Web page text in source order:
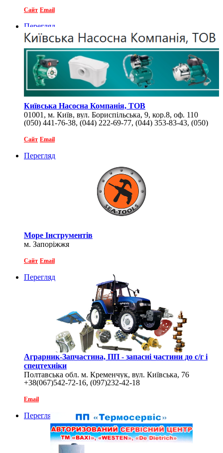
Сайт Email
Перегляд
Київська Насосна Компанія, ТОВ
01001, м. Київ, вул. Бориспільська, 9, кор.8, оф. 110
(050) 441-76-38, (044) 222-69-77, (044) 353-83-43, (050)
Сайт Email
Перегляд
Море Інструментів
м. Запоріжжя
Сайт Email
Перегляд
Аграрник-Запчастина, ПП - запасні частини до с/г і
спецтехніки
Полтавська обл. м. Кременчук, вул. Київська, 76
+38(067)542-72-16, (097)232-42-18
Email
Перегляд